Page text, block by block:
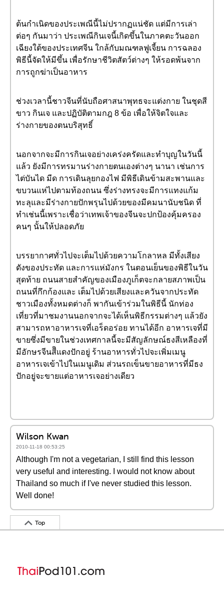
ต้นกำเนิดของประเพณีนี้ไม่ปรากฏแน่ชัด แต่มีการเล่า
ต่อๆ กันมาว่า ประเพณีกินเจนี้เกิดขึ้นในภาคตะวันออก
เฉียงใต้ของประเทศจีน ใกล้กับมณฑลฟูเจี้ยน การฉลอง
พิธีนี้จัดให้มีขึ้น เพื่อรักษาชีวิตสัตว์ต่างๆ ให้รอดพ้นจาก
การถูกฆ่าเป็นอาหาร
ช่วงเวลานี้ชาวจีนที่นับถือศาสนาพุทธจะแต่งกาย ในชุดสี
ขาว กินเจ และปฏิบัติตามกฎ 8 ข้อ เพื่อให้จิตใจและ
ร่างกายของตนบริสุทธิ์
นอกจากจะมีการกินเจอย่างเคร่งครัดและทำบุญในวันนี้
แล้ว ยังมีการทรมานร่างกายตนเองต่างๆ นานา เช่นการ
ไต่บันได มีด การเดินลุยกองไฟ มีพิธีเดินข้ามสะพานและ
ขบวนแห่ไปตามท้องถนน ซึ่งร่างทรงจะมีการแทงแก้ม
ทะลุและมีร่างกายปักพรุนไปด้วยของมีคมนานับชนิด ที่
ทำเช่นนี้เพราะเชื่อว่าเทพเจ้าของจีนจะปกป้องคุ้มครอง
คนๆ นั้นให้ปลอดภัย
บรรยากาศทั่วไปจะเต็มไปด้วยความโกลาหล มีทั้งเสียง
ดังของประทัด และการแห่มังกร ในตอนเย็นของพิธีในวัน
สุดท้าย ถนนสายสำคัญของเมืองภูเก็ตจะกลายสภาพเป็น
ถนนที่กึกก้องและ เต็มไปด้วยเสียงและควันจากประทัด
ชาวเมืองทั้งหมดต่างก็ พากันเข้าร่วมในพิธีนี้ นักท่อง
เที่ยวที่มาชมงานนอกจากจะได้เห็นพิธีกรรมต่างๆ แล้วยัง
สามารถหาอาหารเจที่เอร็ดอร่อย ทานได้อีก อาหารเจที่มี
ขายซึ่งมีขายในช่วงเทศกาลนี้จะมีสัญลักษณ์ธงสีเหลืองที่
มีอักษรจีนสีิแดงปักอยู่ ร้านอาหารทั่วไปจะเพิ่มเมนู
อาหารเจเข้าไปในเมนูเดิม ส่วนรถเข็นขายอาหารที่มีธง
ปักอยู่จะขายแต่อาหารเจอย่างเดียว
Wilson Kwan
2010-11-18 00:53:25
Although I'm not a vegetarian, I still find this lesson
very useful and interesting. I would not know about
Thailand so much if I've never studied this lesson.
Well done!
Top